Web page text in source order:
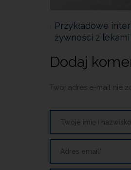
Przykładowe
żywności z lekami
Dodaj
Twój adres e-mail nie